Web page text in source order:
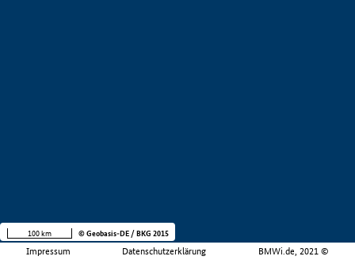
Impressum Datenschutzerklärung BMWi.de, 2021 ©
100 km © Geobasis-DE / BKG 2015